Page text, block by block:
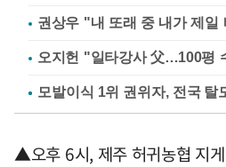
권상우 "내 또래 중 내가 제
오지헌 "일타강사 父…100평
▲오후 6시, 제주 허귀농협 지